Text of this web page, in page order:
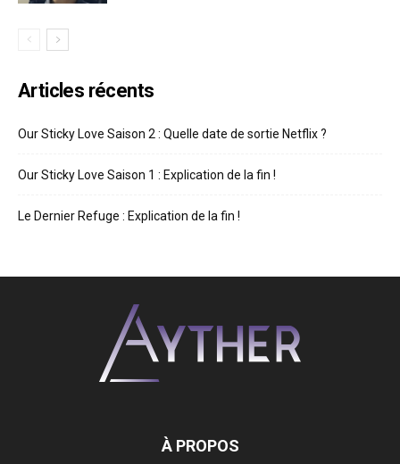
Articles récents
Our Sticky Love Saison 2 : Quelle date de sortie Netflix ?
Our Sticky Love Saison 1 : Explication de la fin !
Le Dernier Refuge : Explication de la fin !
À PROPOS